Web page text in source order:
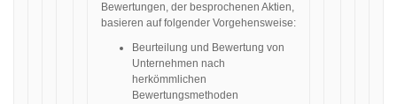
Bewertungen, der besprochenen Aktien,
basieren auf folgender Vorgehensweise:
Beurteilung und Bewertung von
Unternehmen nach
herkömmlichen
Bewertungsmethoden